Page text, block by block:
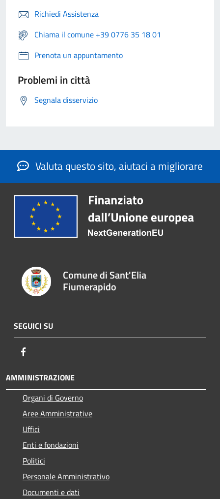
Richiedi Assistenza
Chiama il comune +39 0776 35 18 01
Prenota un appuntamento
Problemi in città
Segnala disservizio
Valuta questo sito, aiutaci a migliorare
Comune di Sant'Elia
Fiumerapido
SEGUICI SU
AMMINISTRAZIONE
Organi di Governo
Aree Amministrative
Uffici
Enti e fondazioni
Politici
Personale Amministrativo
Documenti e dati